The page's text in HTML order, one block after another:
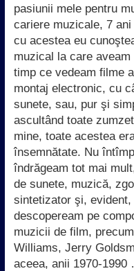
pasiunii mele pentru
cariere muzicale, 7
cu acestea eu
muzical la care
timp ce vedeam filme
montaj electronic, cu
sunete, sau, pur şi
ascultând toate
mine, toate acestea
însemnătate. Nu
îndrăgeam tot mai
de sunete, muzică,
sintetizator şi,
descopeream pe
muzicii de film,
Williams, Jerry
aceea, anii 1970-